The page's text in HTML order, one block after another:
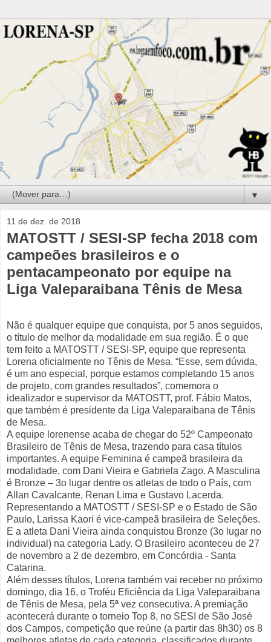
▼
11 de dez. de 2018
MATOSTT / SESI-SP fecha 2018 com
campeões brasileiros e o
pentacampeonato por equipe na
Liga Valeparaibana Tênis de Mesa
Não é qualquer equipe que conquista, por 5 anos seguidos,
o título de melhor da modalidade em sua região. É o que
tem feito a MATOSTT / SESI-SP, equipe que representa
Lorena oficialmente no Tênis de Mesa. “Esse, sem dúvida,
é um ano especial, porque estamos completando 15 anos
de projeto, com grandes resultados”, comemora o
idealizador e supervisor da MATOSTT, prof. Fábio Matos,
que também é presidente da Liga Valeparaibana de Tênis
de Mesa.
A equipe lorenense acaba de chegar do 52º Campeonato
Brasileiro de Tênis de Mesa, trazendo para casa títulos
importantes. A equipe Feminina é campeã brasileira da
modalidade, com Dani Vieira e Gabriela Zago. A Masculina
é Bronze – 3o lugar dentre os atletas de todo o País, com
Allan Cavalcante, Renan Lima e Gustavo Lacerda.
Representando a MATOSTT / SESI-SP e o Estado de São
Paulo, Larissa Kaori é vice-campeã brasileira de Seleções.
E a atleta Dani Vieira ainda conquistou Bronze (3o lugar no
individual) na categoria Lady. O Brasileiro aconteceu de 27
de novembro a 2 de dezembro, em Concórdia - Santa
Catarina.
Além desses títulos, Lorena também vai receber no próximo
domingo, dia 16, o Troféu Eficiência da Liga Valeparaibana
de Tênis de Mesa, pela 5ª vez consecutiva. A premiação
acontecerá durante o torneio Top 8, no SESI de São José
dos Campos, competição que reúne (a partir das 8h30) os 8